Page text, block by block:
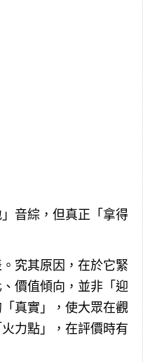
音綜，但真正「拿得
。究其原因，在於它緊
價值傾向，並非「迎
真實」，使大眾在觀
力點」，在評價時有